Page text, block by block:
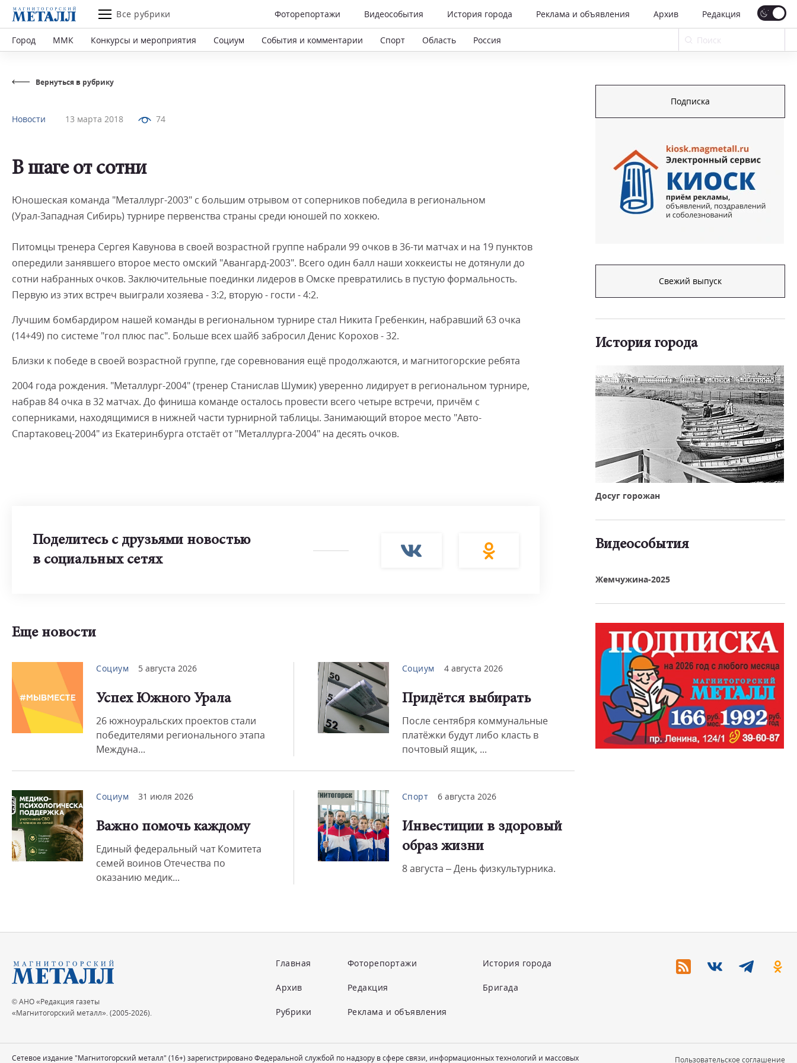
Все рубрики Фоторепортажи Видеособытия История города Реклама и объявления Архив Редакция
Город ММК Конкурсы и мероприятия Социум События и комментарии Спорт Область Россия
Вернуться в рубрику
Новости 13 марта 2018 74
В шаге от сотни
Юношеская команда "Металлург-2003" с большим отрывом от соперников победила в региональном
(Урал-Западная Сибирь) турнире первенства страны среди юношей по хоккею.
Питомцы тренера Сергея Кавунова в своей возрастной группе набрали 99 очков в 36-ти матчах и на 19 пунктов
опередили занявшего второе место омский "Авангард-2003". Всего один балл наши хоккеисты не дотянули до
сотни набранных очков. Заключительные поединки лидеров в Омске превратились в пустую формальность.
Первую из этих встреч выиграли хозяева - 3:2, вторую - гости - 4:2.
Лучшим бомбардиром нашей команды в региональном турнире стал Никита Гребенкин, набравший 63 очка
(14+49) по системе "гол плюс пас". Больше всех шайб забросил Денис Корохов - 32.
Близки к победе в своей возрастной группе, где соревнования ещё продолжаются, и магнитогорские ребята
2004 года рождения. "Металлург-2004" (тренер Станислав Шумик) уверенно лидирует в региональном турнире,
набрав 84 очка в 32 матчах. До финиша команде осталось провести всего четыре встречи, причём с
соперниками, находящимися в нижней части турнирной таблицы. Занимающий второе место "Авто-
Спартаковец-2004" из Екатеринбурга отстаёт от "Металлурга-2004" на десять очков.
Поделитесь с друзьями новостью
в социальных сетях
Еще новости
Социум 5 августа 2026
Успех Южного Урала
26 южноуральских проектов стали
победителями регионального этапа
Междуна...
Социум 4 августа 2026
Придётся выбирать
После сентября коммунальные
платёжки будут либо класть в
почтовый ящик, ...
Социум 31 июля 2026
Важно помочь каждому
Единый федеральный чат Комитета
семей воинов Отечества по
оказанию медик...
Спорт 6 августа 2026
Инвестиции в здоровый
образ жизни
8 августа – День физкультурника.
Подписка
Свежий выпуск
История города
Досуг горожан
Видеособытия
Жемчужина-2025
© АНО «Редакция газеты
«Магнитогорский металл». (2005-2026).
Главная
Архив
Рубрики
Фоторепортажи
Редакция
Реклама и объявления
История города
Бригада
Сетевое издание "Магнитогорский металл" (16+) зарегистрировано Федеральной службой по надзору в сфере связи, информационных технологий и массовых Пользовательское соглашение